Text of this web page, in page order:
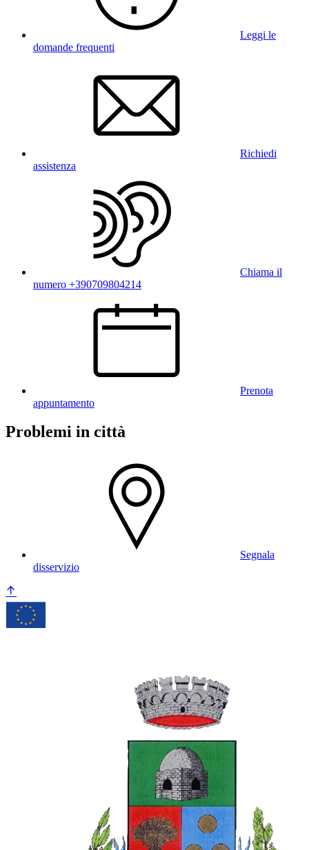
Leggi le
domande frequenti
Richiedi
assistenza
Chiama il
numero +390709804214
Prenota
appuntamento
Problemi in città
Segnala
disservizio